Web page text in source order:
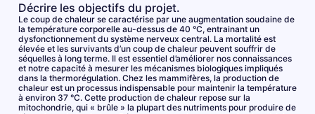
Décrire les objectifs du projet.
Le coup de chaleur se caractérise par une augmentation soudaine de
la température corporelle au-dessus de 40 °C, entrainant un
dysfonctionnement du système nerveux central. La mortalité est
élevée et les survivants d’un coup de chaleur peuvent souffrir de
séquelles à long terme. Il est essentiel d’améliorer nos connaissances
et notre capacité à mesurer les mécanismes biologiques impliqués
dans la thermorégulation. Chez les mammifères, la production de
chaleur est un processus indispensable pour maintenir la température
à environ 37 °C. Cette production de chaleur repose sur la
mitochondrie, qui « brûle » la plupart des nutriments pour produire de